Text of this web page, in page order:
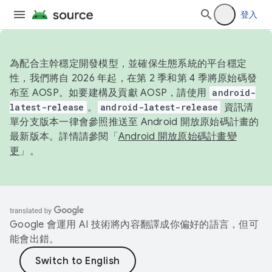
登入
為配合主幹穩定開發模型，並確保生態系統的平台穩定
性，我們將自 2026 年起，在第 2 季和第 4 季將原始碼發
布至 AOSP。如要建構及貢獻 AOSP，請使用 android-
latest-release 。 android-latest-release
資訊清
單分支版本一律會參照推送至 Android 開放原始碼計畫的
最新版本。詳情請參閱「 Android 開放原始碼計畫變
更 」。
Google 會運用 AI 技術將內容翻譯成你偏好的語言，但可
能會出錯。